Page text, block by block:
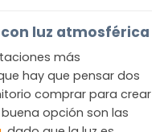
luz atmosférica
más
hay que pensar dos
comprar para crear
opción son las